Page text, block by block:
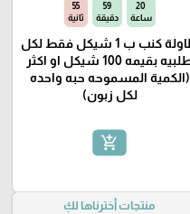
20
ساعة
59
دقيقة
54
ثانية
طاولة كنب ب 1 شيكل فقط لكل
طلبيه بقيمه 100 شيكل او اكثر
(الكمية المسموحه حبه واحده
لكل زبون)
add_shopping_cart
منتجات أخترناها لكِ